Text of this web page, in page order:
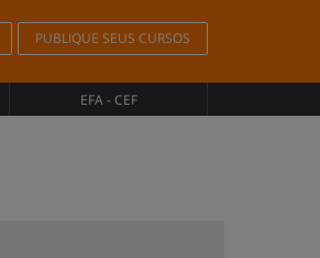
PUBLIQUE SEUS CURSOS
EFA - CEF